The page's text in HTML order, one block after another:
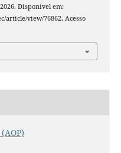
Disponível em:
view/76862. Acesso